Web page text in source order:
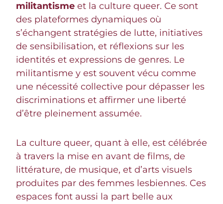
militantisme et la culture queer. Ce sont
des plateformes dynamiques où
s’échangent stratégies de lutte, initiatives
de sensibilisation, et réflexions sur les
identités et expressions de genres. Le
militantisme y est souvent vécu comme
une nécessité collective pour dépasser les
discriminations et affirmer une liberté
d’être pleinement assumée.
La culture queer, quant à elle, est célébrée
à travers la mise en avant de films, de
littérature, de musique, et d’arts visuels
produites par des femmes lesbiennes. Ces
espaces font aussi la part belle aux